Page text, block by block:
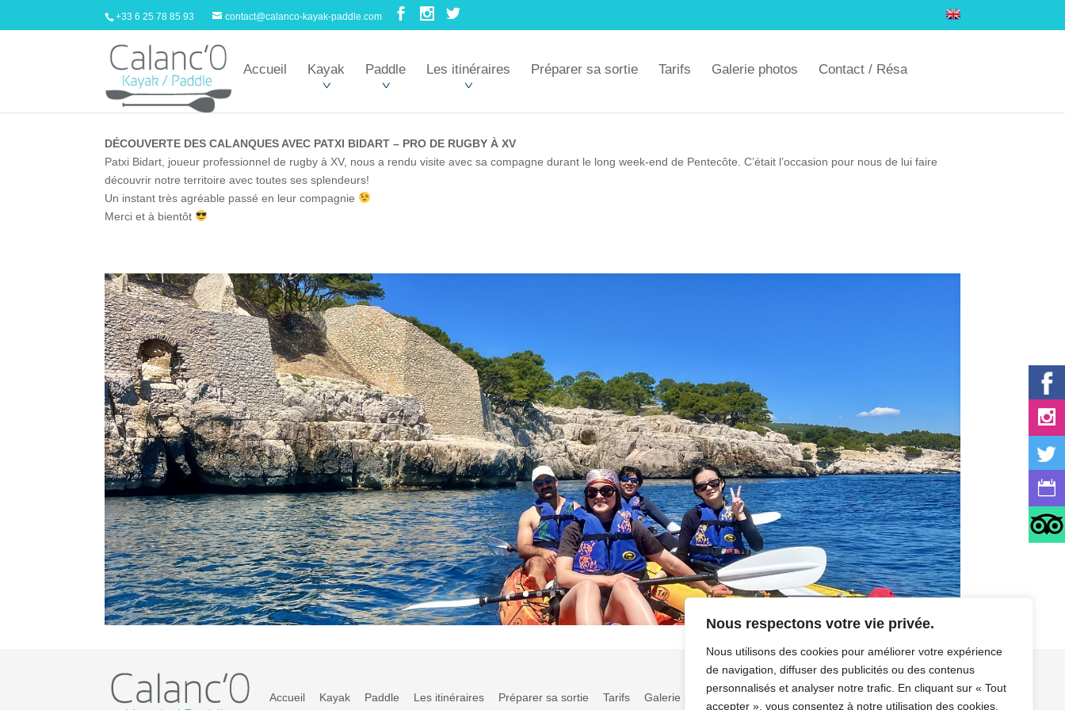
Nous respectons votre vie privée.
Nous utilisons des cookies pour améliorer votre expérience
de navigation, diffuser des publicités ou des contenus
personnalisés et analyser notre trafic. En cliquant sur « Tout
accepter », vous consentez à notre utilisation des cookies.
+33 6 25 78 85 93 contact@calanco-kayak-paddle.com
Accueil Kayak Paddle Les itinéraires Préparer sa sortie Tarifs Galerie photos Contact / Résa
DÉCOUVERTE DES CALANQUES AVEC PATXI BIDART – PRO DE RUGBY À XV
Patxi Bidart, joueur professionnel de rugby à XV, nous a rendu visite avec sa compagne durant le long week-end de Pentecôte. C’était l’occasion pour nous de lui faire
découvrir notre territoire avec toutes ses splendeurs!
Un instant très agréable passé en leur compagnie
Merci et à bientôt
Accueil Kayak Paddle Les itinéraires Préparer sa sortie Tarifs Galerie photos Mentions légales/CGV/CGU